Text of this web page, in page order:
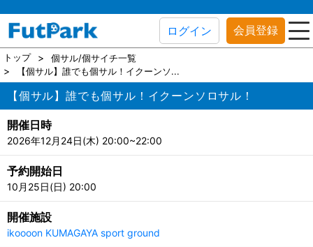
ログイン 会員登録
トップ
個サル/個サイチ一覧
【個サル】誰でも個サル！イクーンソ...
【個サル】誰でも個サル！イクーンソロサル！
開催日時
2026年12月24日(木) 20:00~22:00
予約開始日
10月25日(日) 20:00
開催施設
ikoooon KUMAGAYA sport ground